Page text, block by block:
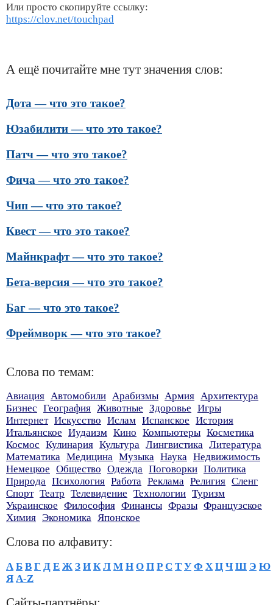
Или просто скопируйте ссылку:
https://clov.net/touchpad
А ещё почитайте мне тут значения слов:
Дота — что это такое?
Юзабилити — что это такое?
Патч — что это такое?
Фича — что это такое?
Чип — что это такое?
Квест — что это такое?
Майнкрафт — что это такое?
Бета-версия — что это такое?
Баг — что это такое?
Фреймворк — что это такое?
Слова по темам:
Авиация Автомобили Арабизмы Армия Архитектура
Бизнес География Животные Здоровье Игры
Интернет Искусство Ислам Испанское История
Итальянское Иудаизм Кино Компьютеры Косметика
Космос Кулинария Культура Лингвистика Литература
Математика Медицина Музыка Наука Недвижимость
Немецкое Общество Одежда Поговорки Политика
Природа Психология Работа Реклама Религия Сленг
Спорт Театр Телевидение Технологии Туризм
Украинское Философия Финансы Фразы Французское
Химия Экономика Японское
Слова по алфавиту:
А Б В Г Д Е Ж З И К Л М Н О П Р С Т У Ф Х Ц Ч Ш Э Ю
Я A-Z